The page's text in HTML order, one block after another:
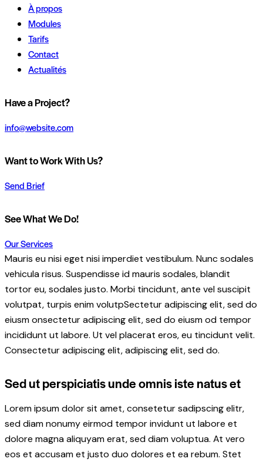
À propos
Modules
Tarifs
Contact
Actualités
Have a Project?
info@website.com
Want to Work With Us?
Send Brief
See What We Do!
Our Services
Mauris eu nisi eget nisi imperdiet vestibulum. Nunc sodales
vehicula risus. Suspendisse id mauris sodales, blandit
tortor eu, sodales justo. Morbi tincidunt, ante vel suscipit
volutpat, turpis enim volutpSectetur adipiscing elit, sed do
eiusm onsectetur adipiscing elit, sed do eiusm od tempor
incididunt ut labore. Ut vel placerat eros, eu tincidunt velit.
Consectetur adipiscing elit, adipiscing elit, sed do.
Sed ut perspiciatis unde omnis iste natus et
Lorem ipsum dolor sit amet, consetetur sadipscing elitr,
sed diam nonumy eirmod tempor invidunt ut labore et
dolore magna aliquyam erat, sed diam voluptua. At vero
eos et accusam et justo duo dolores et ea rebum. Stet